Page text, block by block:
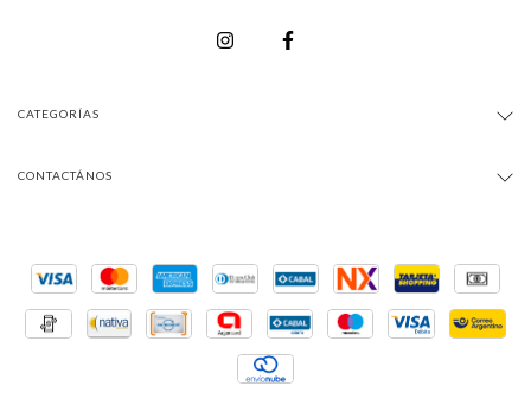
CATEGORÍAS
CONTACTÁNOS